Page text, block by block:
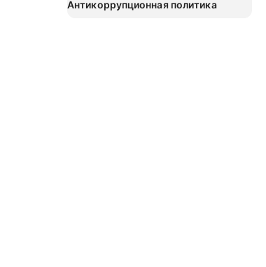
Антикоррупционная политика